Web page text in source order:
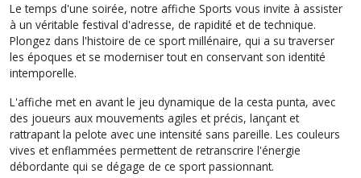
Le temps d'une soirée, notre affiche Sports vous invite à assister
à un véritable festival d'adresse, de rapidité et de technique.
Plongez dans l'histoire de ce sport millénaire, qui a su traverser
les époques et se moderniser tout en conservant son identité
intemporelle.
L'affiche met en avant le jeu dynamique de la cesta punta, avec
des joueurs aux mouvements agiles et précis, lançant et
rattrapant la pelote avec une intensité sans pareille. Les couleurs
vives et enflammées permettent de retranscrire l'énergie
débordante qui se dégage de ce sport passionnant.